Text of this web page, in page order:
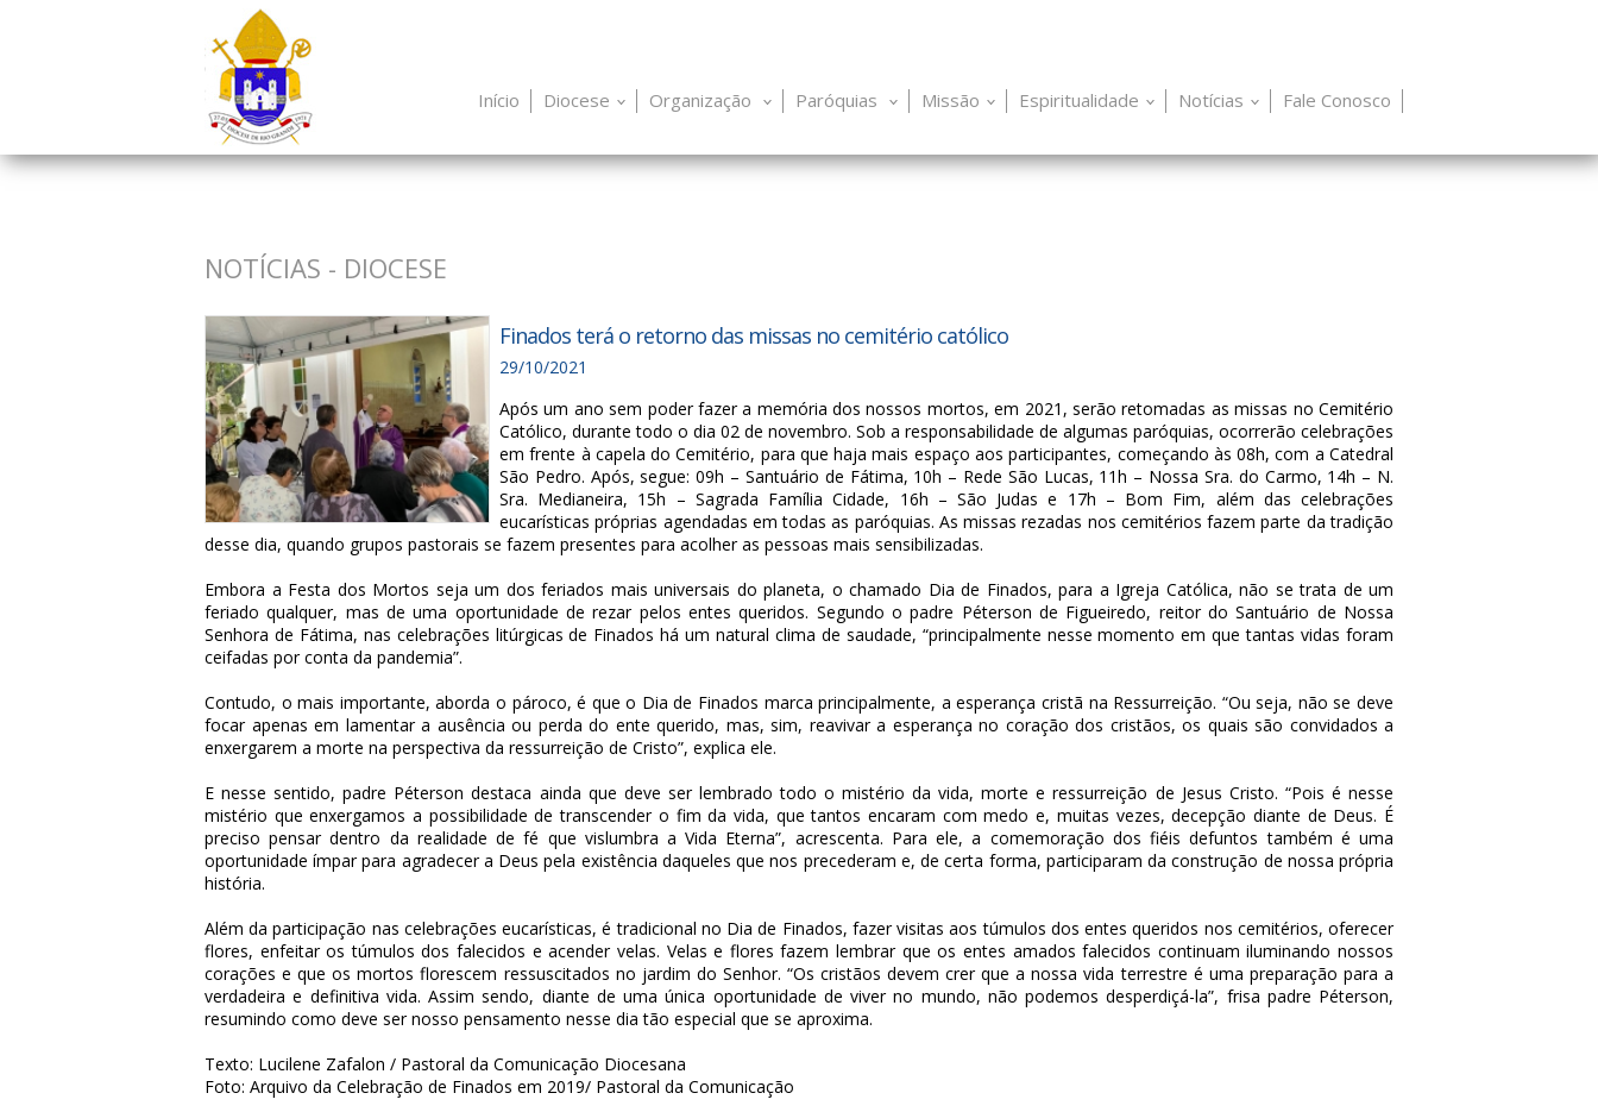
Início Diocese Organização Paróquias Missão Espiritualidade Notícias Fale Conosco
NOTÍCIAS - DIOCESE
Finados terá o retorno das missas no cemitério católico
29/10/2021
Após um ano sem poder fazer a memória dos nossos mortos, em 2021, serão retomadas as missas no Cemitério
Católico, durante todo o dia 02 de novembro. Sob a responsabilidade de algumas paróquias, ocorrerão celebrações
em frente à capela do Cemitério, para que haja mais espaço aos participantes, começando às 08h, com a Catedral
São Pedro. Após, segue: 09h – Santuário de Fátima, 10h – Rede São Lucas, 11h – Nossa Sra. do Carmo, 14h – N.
Sra. Medianeira, 15h – Sagrada Família Cidade, 16h – São Judas e 17h – Bom Fim, além das celebrações
eucarísticas próprias agendadas em todas as paróquias. As missas rezadas nos cemitérios fazem parte da tradição
desse dia, quando grupos pastorais se fazem presentes para acolher as pessoas mais sensibilizadas.
Embora a Festa dos Mortos seja um dos feriados mais universais do planeta, o chamado Dia de Finados, para a Igreja Católica, não se trata de um
feriado qualquer, mas de uma oportunidade de rezar pelos entes queridos. Segundo o padre Péterson de Figueiredo, reitor do Santuário de Nossa
Senhora de Fátima, nas celebrações litúrgicas de Finados há um natural clima de saudade, “principalmente nesse momento em que tantas vidas foram
ceifadas por conta da pandemia”.
Contudo, o mais importante, aborda o pároco, é que o Dia de Finados marca principalmente, a esperança cristã na Ressurreição. “Ou seja, não se deve
focar apenas em lamentar a ausência ou perda do ente querido, mas, sim, reavivar a esperança no coração dos cristãos, os quais são convidados a
enxergarem a morte na perspectiva da ressurreição de Cristo”, explica ele.
E nesse sentido, padre Péterson destaca ainda que deve ser lembrado todo o mistério da vida, morte e ressurreição de Jesus Cristo. “Pois é nesse
mistério que enxergamos a possibilidade de transcender o fim da vida, que tantos encaram com medo e, muitas vezes, decepção diante de Deus. É
preciso pensar dentro da realidade de fé que vislumbra a Vida Eterna”, acrescenta. Para ele, a comemoração dos fiéis defuntos também é uma
oportunidade ímpar para agradecer a Deus pela existência daqueles que nos precederam e, de certa forma, participaram da construção de nossa própria
história.
Além da participação nas celebrações eucarísticas, é tradicional no Dia de Finados, fazer visitas aos túmulos dos entes queridos nos cemitérios, oferecer
flores, enfeitar os túmulos dos falecidos e acender velas. Velas e flores fazem lembrar que os entes amados falecidos continuam iluminando nossos
corações e que os mortos florescem ressuscitados no jardim do Senhor. “Os cristãos devem crer que a nossa vida terrestre é uma preparação para a
verdadeira e definitiva vida. Assim sendo, diante de uma única oportunidade de viver no mundo, não podemos desperdiçá-la”, frisa padre Péterson,
resumindo como deve ser nosso pensamento nesse dia tão especial que se aproxima.
Texto: Lucilene Zafalon / Pastoral da Comunicação Diocesana
Foto: Arquivo da Celebração de Finados em 2019/ Pastoral da Comunicação